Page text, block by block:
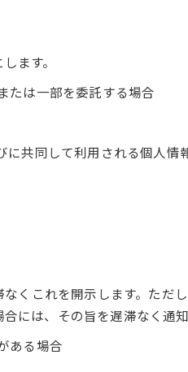
ます。
たは一部を委託する場合
共同して利用される個人
くこれを開示します。ただ
には、その旨を遅滞なく通知
ある場合